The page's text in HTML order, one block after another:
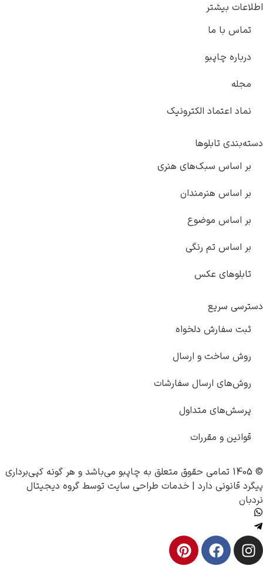
اطلاعات بیشتر
تماس با ما
درباره چاپبو
مجله
نماد اعتماد الکترونیک
دسته‌بندی تابلوها
بر اساس سبک‌های هنری
بر اساس هنرمندان
بر اساس موضوع
بر اساس تم رنگی
تابلوهای عکس
دسترسی سریع
ثبت سفارش دلخواه
روش ساخت و ارسال
روش‌های ارسال سفارشات
پرسش‌های متداول
قوانین و مقررات
© 1405 تمامی حقوق متعلق به چاپبو می‌باشد و هر گونه کپی‌برداری
پیگرد قانونی دارد | خدمات طراحی سایت توسط گروه دیجیتال
نردبان